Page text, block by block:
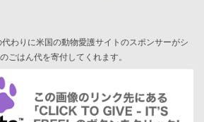
代わりに米国の動物愛護サイトのスポンサーがシ
ごはん代を寄付してくれます。